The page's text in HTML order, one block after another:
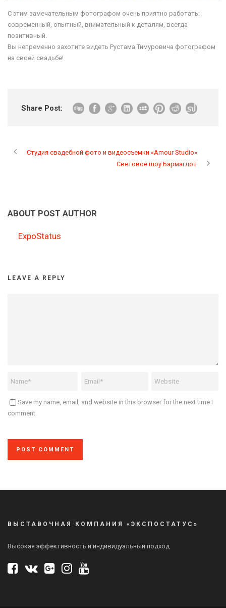
С этим замечательным фотографом очень приятно работать:
современный, опытный, внимательный к деталям, всегда
позитивный.
Вы непременно захотите видеть Рустама Тимуровича фотографом
на своей свадьбе!
Share Post:
Студия свадебной фото и видеосъемки «Amour Studio»
Световое шоу Бармаглот
ABOUT POST AUTHOR
ExpoStatus
LEAVE A REPLY
Save my name, email, and website in this browser for the next time I
comment.
ВЫСТАВОЧНАЯ КОМПАНИЯ «ЭКСПОСТАТУС»
Высокая эффективность и индивидуальный подход